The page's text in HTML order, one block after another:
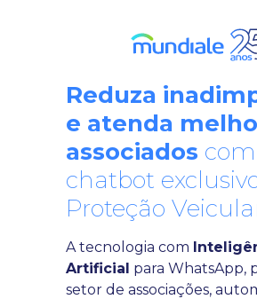
A tecnologia com
Artificial para WhatsApp,
setor de associações,
Reduza
e atenda
associados com
chatbot
Proteção